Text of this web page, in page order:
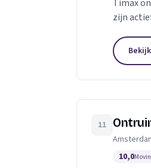
Timax
zijn
11
10,0